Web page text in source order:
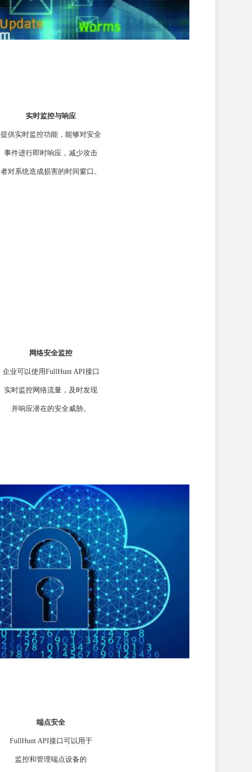
实时监控与响应
提供实时监控功能，能够对安全
事件进行即时响应，减少攻击
者对系统造成损害的时间窗口。
网络安全监控
企业可以使用FullHunt API接口
实时监控网络流量，及时发现
并响应潜在的安全威胁。
端点安全
FullHunt API接口可以用于
监控和管理端点设备的